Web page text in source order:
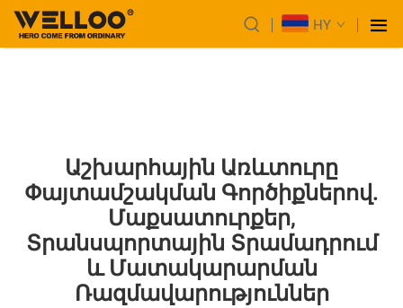
HY
Աշխարհային Առևտուրը
Փայտամշակման Գործիքներով.
Մաքսատուրքեր,
Տրանսպորտային Տրամադրում
ԵՒ Մատակարարման
Ռազմավարություններ